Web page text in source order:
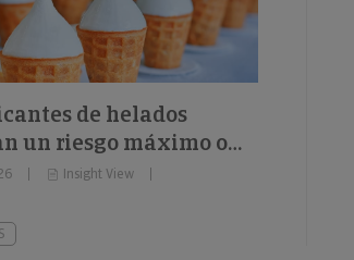
de helados
un riesgo máximo o
impago del 26%
Insight View